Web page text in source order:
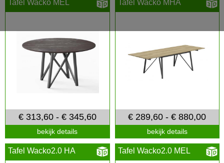
Tafel Wacko MEL
€ 313,60 - € 345,60
bekijk details
Tafel Wacko MHA
€ 289,60 - € 880,00
bekijk details
Tafel Wacko2.0 HA Tafel Wacko2.0 MEL